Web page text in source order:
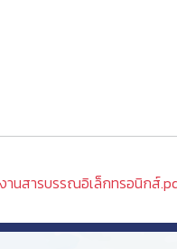
านสารบรรณอิเล็กทรอนิกส์